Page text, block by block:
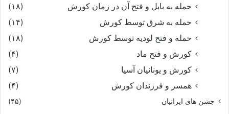
حمله به بابل و فتح آن در زمان کورش
(۱۸)
حمله به شرق توسط کورش
(۱۴)
حمله و فتح لودیه توسط کورش
(۱۸)
کورش و فتح ماد
(۴)
کورش و یونانیان آسیا
(۷)
همسر و فرزندان کورش
(۴)
جشن های ایرانیان
(۴۵)